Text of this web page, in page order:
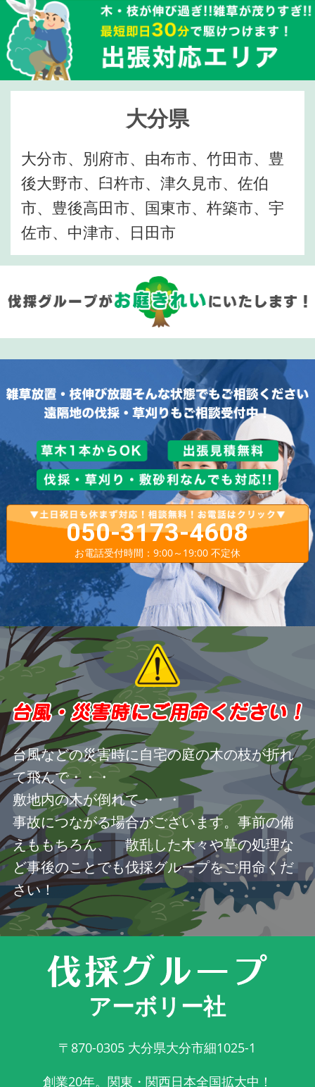
大分県
大分市、別府市、由布市、竹田市、豊
後大野市、臼杵市、津久見市、佐伯
市、豊後高田市、国東市、杵築市、宇
佐市、中津市、日田市
050-3173-4608
お電話受付時間：9:00～19:00 不定休
台風などの災害時に自宅の庭の木の枝が折れ
て飛んで・・・
敷地内の木が倒れて・・・
事故につながる場合がございます。事前の備
えももちろん、 散乱した木々や草の処理な
ど事後のことでも伐採グループをご用命くだ
さい！
アーボリー社
〒870-0305 大分県大分市細1025-1
創業20年。関東・関西日本全国拡大中！